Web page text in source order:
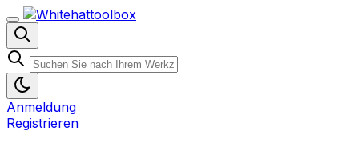
Anmeldung
Registrieren